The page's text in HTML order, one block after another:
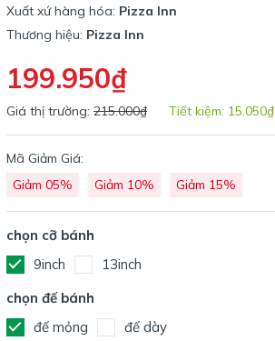
Xuất xứ hàng hóa: Pizza Inn
Thương hiệu: Pizza Inn
199.950₫
Giá thị trường: 215.000₫ Tiết kiệm: 15.050₫
Mã Giảm Giá:
Giảm 05%
Giảm 10% Giảm 15%
chọn cỡ bánh
9inch
13inch
chọn đế bánh
đế mỏng
đế dày